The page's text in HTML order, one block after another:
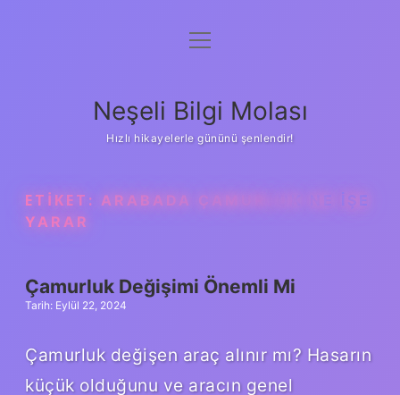
Anasayfa
Yasal Uyarı
menüyü
Neşeli Bilgi Molası
Hızlı hikayelerle gününü şenlendir!
ETIKET: ARABADA ÇAMURLUK NE IŞE
YARAR
Çamurluk Değişimi Önemli Mi
Tarih: Eylül 22, 2024
Çamurluk değişen araç alınır mı? Hasarın
küçük olduğunu ve aracın genel